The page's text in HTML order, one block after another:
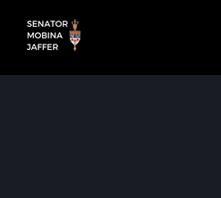
content